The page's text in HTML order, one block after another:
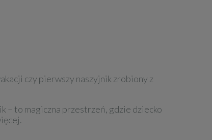
czy pierwszy naszyjnik zrobiony z
– to magiczna przestrzeń, gdzie dziecko